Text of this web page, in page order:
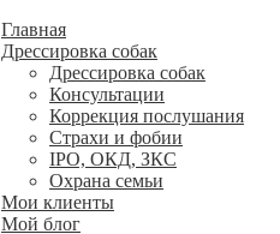
Главная
Дрессировка собак
Дрессировка собак
Консультации
Коррекция послушания
Страхи и фобии
IPO, ОКД, ЗКС
Охрана семьи
Мои клиенты
Мой блог